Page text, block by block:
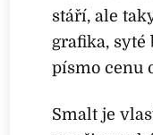
stáří, ale
grafika, syté
písmo cenu
Smalt je